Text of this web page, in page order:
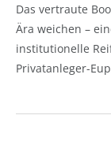
Das vertraute
Ära weichen –
institutionelle
Privatanleger-